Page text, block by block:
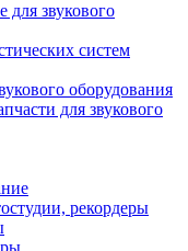
звукового
систем
оборудования
для звукового
рекордеры